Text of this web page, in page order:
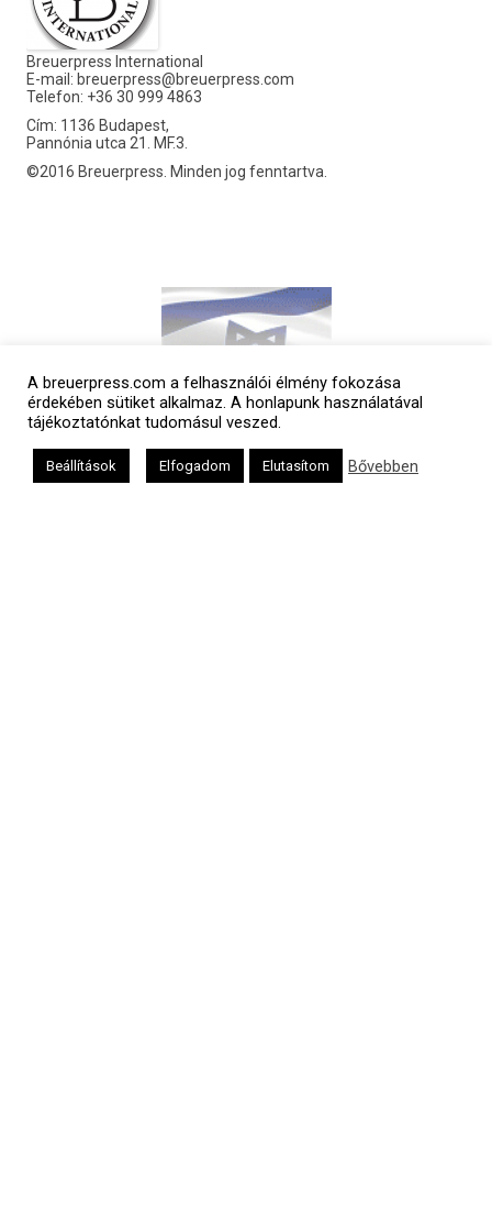
Breuerpress International
E-mail: breuerpress@breuerpress.com
Telefon: +36 30 999 4863
Cím: 1136 Budapest,
Pannónia utca 21. MF.3.
©2016 Breuerpress. Minden jog fenntartva.
A breuerpress.com a felhasználói élmény fokozása
érdekében sütiket alkalmaz. A honlapunk használatával
tájékoztatónkat tudomásul veszed.
Beállítások Elfogadom Elutasítom Bővebben